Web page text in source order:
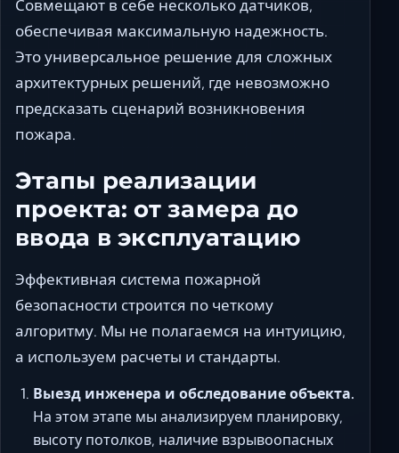
Совмещают в себе несколько датчиков,
обеспечивая максимальную надежность.
Это универсальное решение для сложных
архитектурных решений, где невозможно
предсказать сценарий возникновения
пожара.
Этапы реализации
проекта: от замера до
ввода в эксплуатацию
Эффективная система пожарной
безопасности строится по четкому
алгоритму. Мы не полагаемся на интуицию,
а используем расчеты и стандарты.
Выезд инженера и обследование объекта.
На этом этапе мы анализируем планировку,
высоту потолков, наличие взрывоопасных